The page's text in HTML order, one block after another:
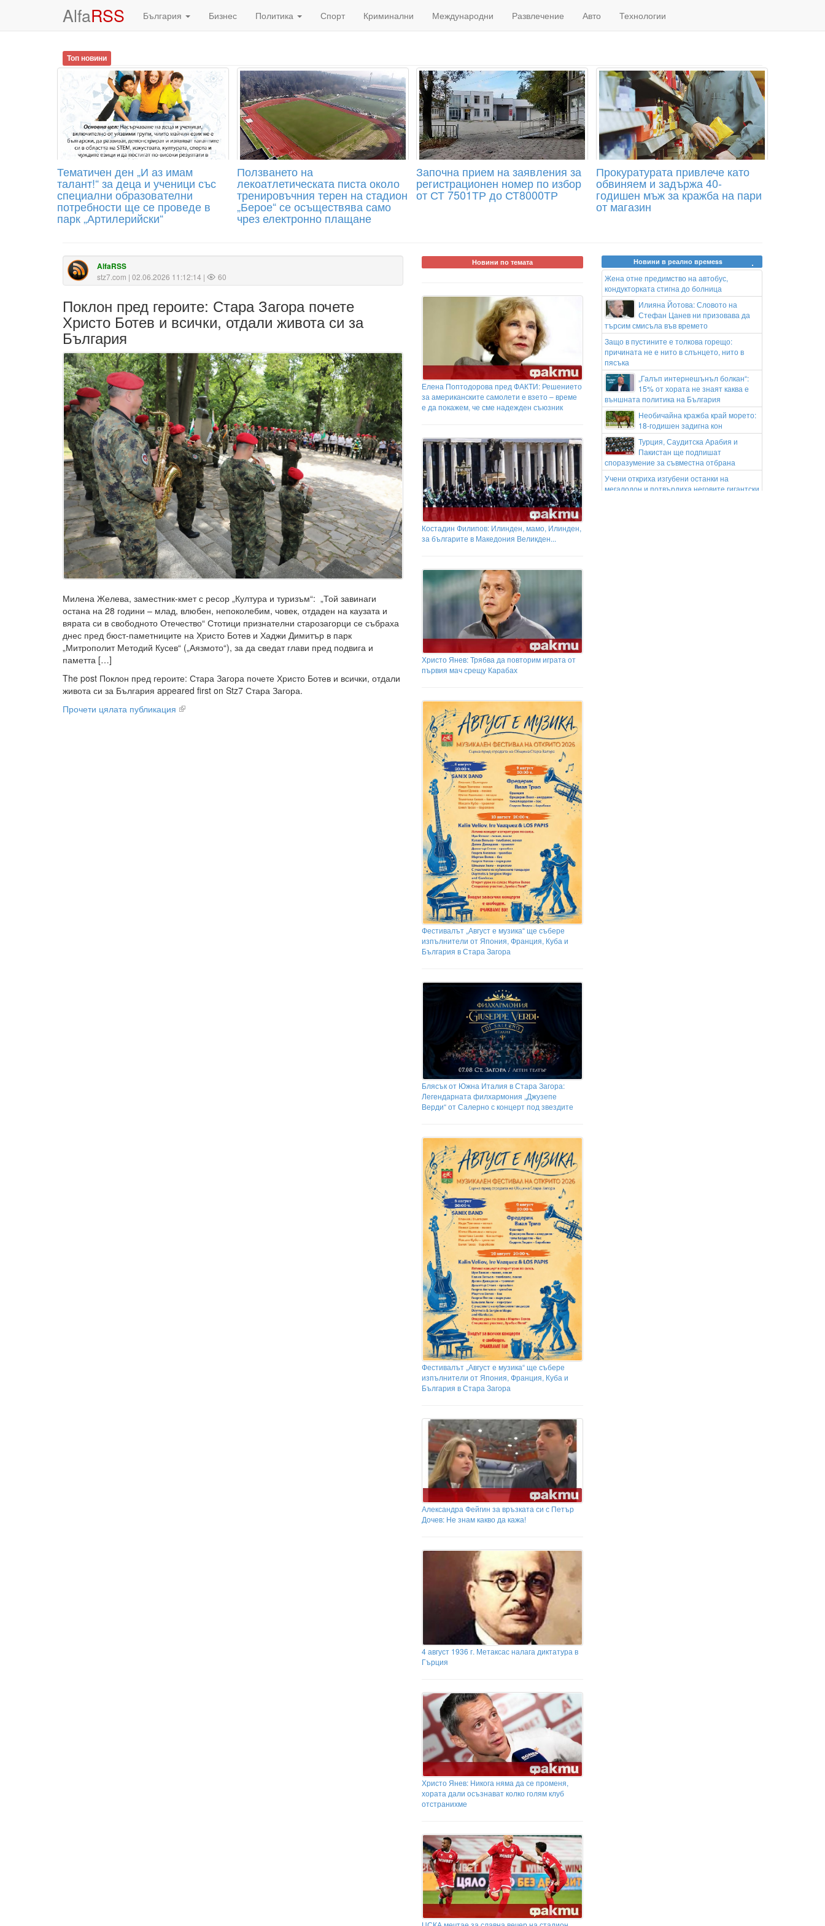
AlfaRSS България Бизнес Политика Спорт Криминални Международни Развлечение Авто Технологии
Топ новини
Тематичен ден „И аз имам
талант!“ за деца и ученици със
специални образователни
потребности ще се проведе в
парк „Артилерийски“
Ползването на
лекоатлетическата писта около
тренировъчния терен на стадион
„Берое“ се осъществява само
чрез електронно плащане
Започна прием на заявления за
регистрационен номер по избор
от СТ 7501ТР до СТ8000ТР
Прокуратурата привлече като
обвиняем и задържа 40-
годишен мъж за кражба на пари
от магазин
AlfaRSS
stz7.com | 02.06.2026 11:12:14 | 60
Поклон пред героите: Стара Загора почете
Христо Ботев и всички, отдали живота си за
България
Милена Желева, заместник-кмет с ресор „Култура и туризъм“: „Той завинаги
остана на 28 години – млад, влюбен, непоколебим, човек, отдаден на каузата и
вярата си в свободното Отечество“ Стотици признателни старозагорци се събраха
днес пред бюст-паметниците на Христо Ботев и Хаджи Димитър в парк
„Митрополит Методий Кусев“ („Аязмото“), за да сведат глави пред подвига и
паметта […]
The post Поклон пред героите: Стара Загора почете Христо Ботев и всички, отдали
живота си за България appeared first on Stz7 Стара Загора.
Прочети цялата публикация
Новини по темата
Елена Поптодорова пред ФАКТИ: Решението
за американските самолети е взето – време
е да покажем, че сме надежден съюзник
Костадин Филипов: Илинден, мамо, Илинден,
за българите в Македония Великден...
Христо Янев: Трябва да повторим играта от
първия мач срещу Карабах
Фестивалът „Август е музика“ ще събере
изпълнители от Япония, Франция, Куба и
България в Стара Загора
Блясък от Южна Италия в Стара Загора:
Легендарната филхармония „Джузепе
Верди“ от Салерно с концерт под звездите
Фестивалът „Август е музика“ ще събере
изпълнители от Япония, Франция, Куба и
България в Стара Загора
Александра Фейгин за връзката си с Петър
Дочев: Не знам какво да кажа!
4 август 1936 г. Метаксас налага диктатура в
Гърция
Христо Янев: Никога няма да се променя,
хората дали осъзнават колко голям клуб
отстранихме
Новини в реално времеss
Жена отне предимство на автобус,
кондукторката стигна до болница
Илияна Йотова: Словото на
Стефан Цанев ни призовава да
търсим смисъла във времето
Защо в пустините е толкова горещо:
причината не е нито в слънцето, нито в
пясъка
„Галъп интернешънъл болкан“:
15% от хората не знаят каква е
външната политика на България
Необичайна кражба край морето:
18-годишен задигна кон
Турция, Саудитска Арабия и
Пакистан ще подпишат
споразумение за съвместна отбрана
Учени откриха изгубени останки на
мегалодон и потвърдиха неговите гигантски